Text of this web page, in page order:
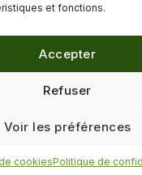
et fonctions.
Accepter
Refuser
Voir les préférences
cookiesPolitique de
Confidentialité·